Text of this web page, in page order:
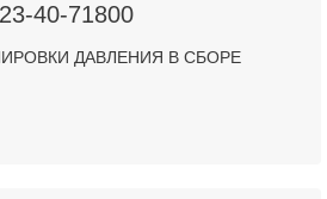
40-71800
ДАВЛЕНИЯ В СБОРЕ